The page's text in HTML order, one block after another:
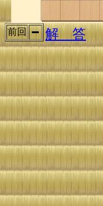
前回 解 答